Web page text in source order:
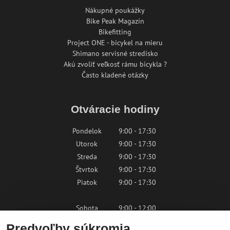
Nákupné poukážky
Bike Peak Magazín
Bikefitting
Project ONE - bicykel na mieru
Shimano servisné stredisko
Akú zvoliť veľkosť rámu bicykla ?
Často kladené otázky
Otváracie hodiny
Pondelok
9:00 - 17:30
Utorok
9:00 - 17:30
Streda
9:00 - 17:30
Štvrtok
9:00 - 17:30
Piatok
9:00 - 17:30
Sobota
9:00 - 12:00